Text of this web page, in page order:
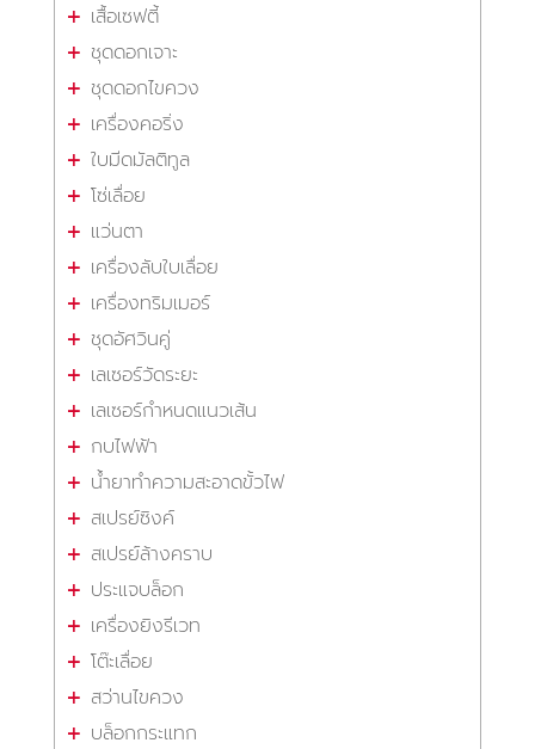
เสื้อเซฟตี้
ชุดดอกเจาะ
ชุดดอกไขควง
เครื่องคอริ่ง
ใบมีดมัลติทูล
โซ่เลื่อย
แว่นตา
เครื่องลับใบเลื่อย
เครื่องทริมเมอร์
ชุดอัศวินคู่
เลเซอร์วัดระยะ
เลเซอร์กำหนดแนวเส้น
กบไฟฟ้า
น้ำยาทำความสะอาดขั้วไฟ
สเปรย์ซิงค์
สเปรย์ล้างคราบ
ประแจบล็อก
เครื่องยิงรีเวท
โต๊ะเลื่อย
สว่านไขควง
บล็อกกระแทก